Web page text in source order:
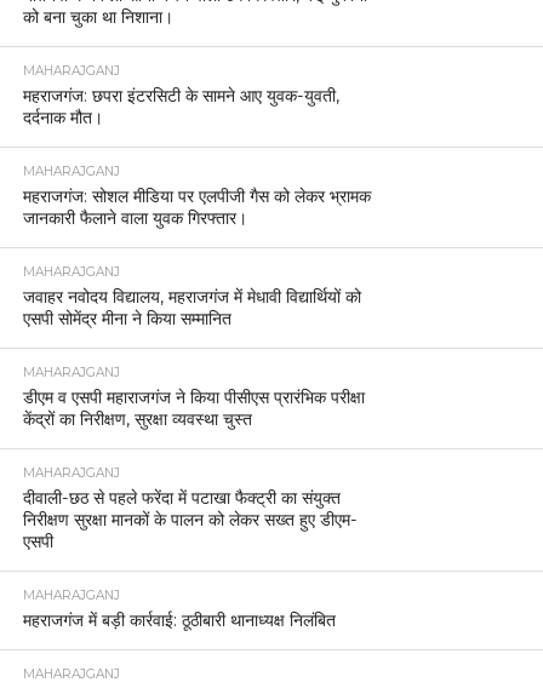
को बना चुका था निशाना।
MAHARAJGANJ
महराजगंज: छपरा इंटरसिटी के सामने आए युवक-युवती,
दर्दनाक मौत।
MAHARAJGANJ
महराजगंज: सोशल मीडिया पर एलपीजी गैस को लेकर भ्रामक
जानकारी फैलाने वाला युवक गिरफ्तार।
MAHARAJGANJ
जवाहर नवोदय विद्यालय, महराजगंज में मेधावी विद्यार्थियों को
एसपी सोमेंद्र मीना ने किया सम्मानित
MAHARAJGANJ
डीएम व एसपी महाराजगंज ने किया पीसीएस प्रारंभिक परीक्षा
केंद्रों का निरीक्षण, सुरक्षा व्यवस्था चुस्त
MAHARAJGANJ
दीवाली-छठ से पहले फरेंदा में पटाखा फैक्ट्री का संयुक्त
निरीक्षण सुरक्षा मानकों के पालन को लेकर सख्त हुए डीएम-
एसपी
MAHARAJGANJ
महराजगंज में बड़ी कार्रवाई: ठूठीबारी थानाध्यक्ष निलंबित
MAHARAJGANJ